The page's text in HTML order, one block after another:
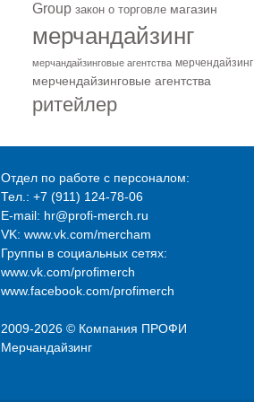
Group закон о торговле магазин
мерчандайзинг
мерчандайзинговые агентства мерчендайзинг
мерчендайзинговые агентства
ритейлер
Отдел по работе с персоналом:
Тел.: +7 (911) 124-78-06
E-mail: hr@profi-merch.ru
VK: www.vk.com/mercham
Группы в социальных сетях:
www.vk.com/profimerch
www.facebook.com/profimerch
2009-2026 © Компания ПРОФИ
Мерчандайзинг